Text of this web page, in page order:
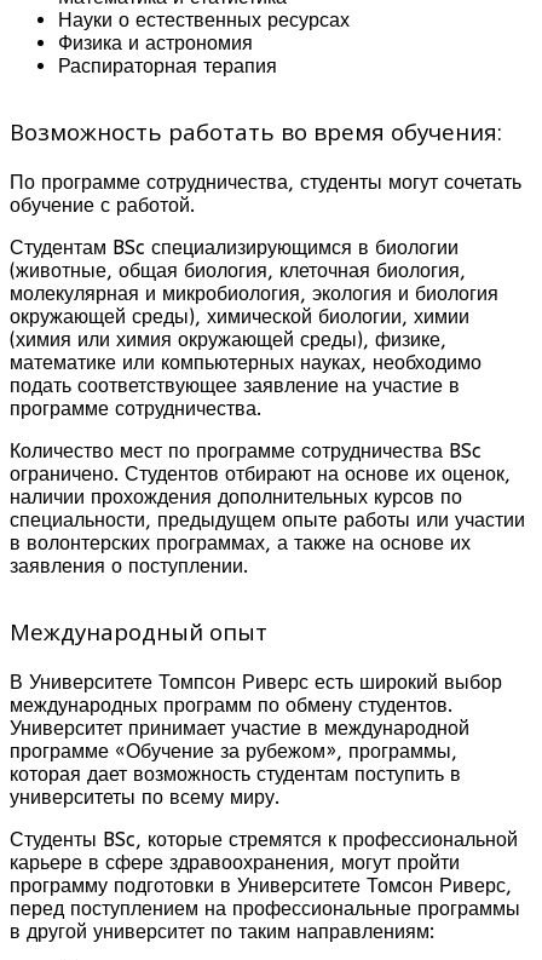
Науки о естественных ресурсах
Физика и астрономия
Распираторная терапия
Возможность работать во время обучения:
По программе сотрудничества, студенты могут сочетать
обучение с работой.
Студентам BSc специализирующимся в биологии
(животные, общая биология, клеточная биология,
молекулярная и микробиология, экология и биология
окружающей среды), химической биологии, химии
(химия или химия окружающей среды), физике,
математике или компьютерных науках, необходимо
подать соответствующее заявление на участие в
программе сотрудничества.
Количество мест по программе сотрудничества BSc
ограничено. Студентов отбирают на основе их оценок,
наличии прохождения дополнительных курсов по
специальности, предыдущем опыте работы или участии
в волонтерских программах, а также на основе их
заявления о поступлении.
Международный опыт
В Университете Томпсон Риверс есть широкий выбор
международных программ по обмену студентов.
Университет принимает участие в международной
программе «Обучение за рубежом», программы,
которая дает возможность студентам поступить в
университеты по всему миру.
Студенты BSc, которые стремятся к профессиональной
карьере в сфере здравоохранения, могут пройти
программу подготовки в Университете Томсон Риверс,
перед поступлением на профессиональные программы
в другой университет по таким направлениям: